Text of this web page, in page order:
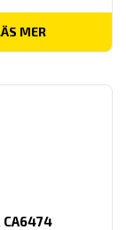
MER